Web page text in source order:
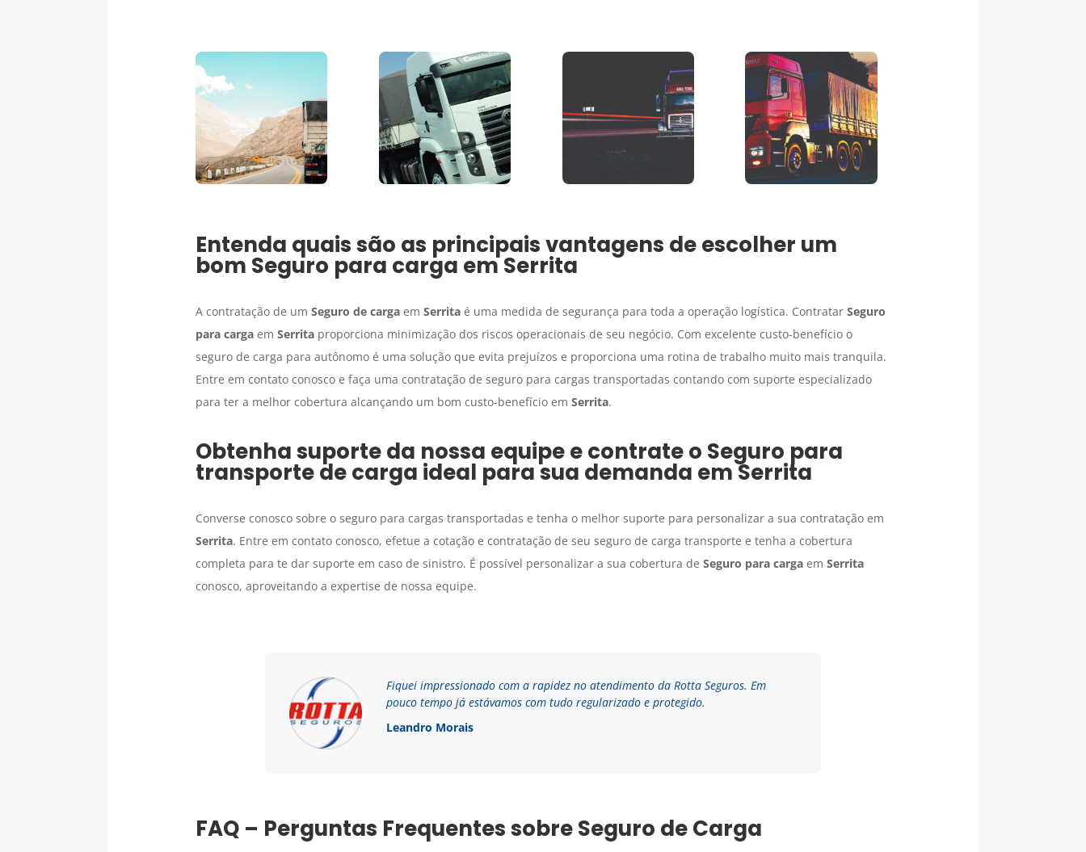
Entenda quais são as principais vantagens de escolher um
bom Seguro para carga emSerrita
A contratação de um Seguro de cargaem Serritaé uma medida de segurança para toda a operação logística. Contratar Seguro
para cargaem Serritaproporciona minimização dos riscos operacionais de seu negócio. Com excelente custo-benefício o
seguro de carga para autônomo é uma solução que evita prejuízos e proporciona uma rotina de trabalho muito mais tranquila.
Entre em contato conosco e faça uma contratação de seguro para cargas transportadas contando com suporte especializado
para ter a melhor cobertura alcançando um bom custo-benefício em Serrita.
Obtenha suporte da nossa equipe e contrate o Seguro para
transporte de carga ideal para sua demanda emSerrita
Converse conosco sobre o seguro para cargas transportadas e tenha o melhor suporte para personalizar a sua contratação em
Serrita. Entre em contato conosco, efetue a cotação e contratação de seu seguro de carga transporte e tenha a cobertura
completa para te dar suporte em caso de sinistro. É possível personalizar a sua cobertura de Seguro para cargaem Serrita
conosco, aproveitando a expertise de nossa equipe.
Fiquei impressionado com a rapidez no atendimento da Rotta Seguros. Em
pouco tempo já estávamos com tudo regularizado e protegido.
Leandro Morais
FAQ – Perguntas Frequentes sobre Seguro de Carga